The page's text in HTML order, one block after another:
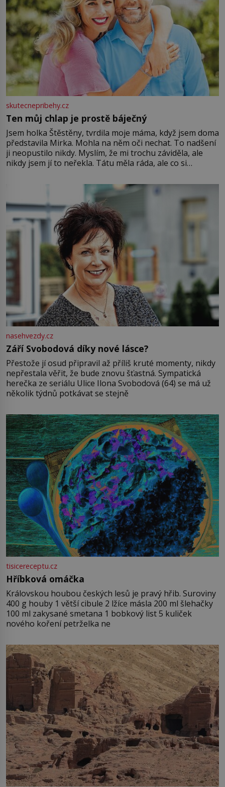
skutecnepribehy.cz
Ten můj chlap je prostě báječný
Jsem holka Štěstěny, tvrdila moje máma, když jsem doma
představila Mirka. Mohla na něm oči nechat. To nadšení
ji neopustilo nikdy. Myslím, že mi trochu záviděla, ale
nikdy jsem jí to neřekla. Tátu měla ráda, ale co si
Jsme spolu moc rádi Tehdy byla jiná doba, když
nasehvezdy.cz
Září Svobodová díky nové lásce?
Přestože jí osud připravil až příliš kruté momenty, nikdy
nepřestala věřit, že bude znovu šťastná. Sympatická
herečka ze seriálu Ulice Ilona Svobodová (64) se má už
několik týdnů potkávat se stejně
tisicereceptu.cz
Hříbková omáčka
Královskou houbou českých lesů je pravý hřib. Suroviny
400 g houby 1 větší cibule 2 lžíce másla 200 ml šlehačky
100 ml zakysané smetana 1 bobkový list 5 kuliček
nového koření petrželka ne